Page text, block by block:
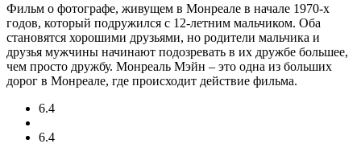
Фильм о фотографе, живущем в Монреале в начале 1970-х
годов, который подружился с 12-летним мальчиком. Оба
становятся хорошими друзьями, но родители мальчика и
друзья мужчины начинают подозревать в их дружбе большее,
чем просто дружбу. Монреаль Мэйн – это одна из больших
дорог в Монреале, где происходит действие фильма.
6.4
6.4